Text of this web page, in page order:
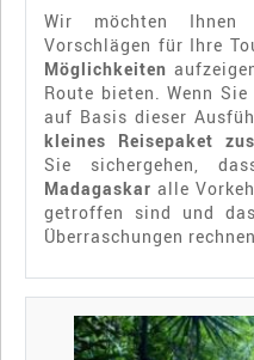
Wir möchten Ihnen
Vorschlägen für Ihre
Möglichkeiten
Route bieten. Wenn
auf Basis dieser
kleines Reisepaket
Sie sichergehen,
Madagaskar alle
getroffen sind und
Überraschungen